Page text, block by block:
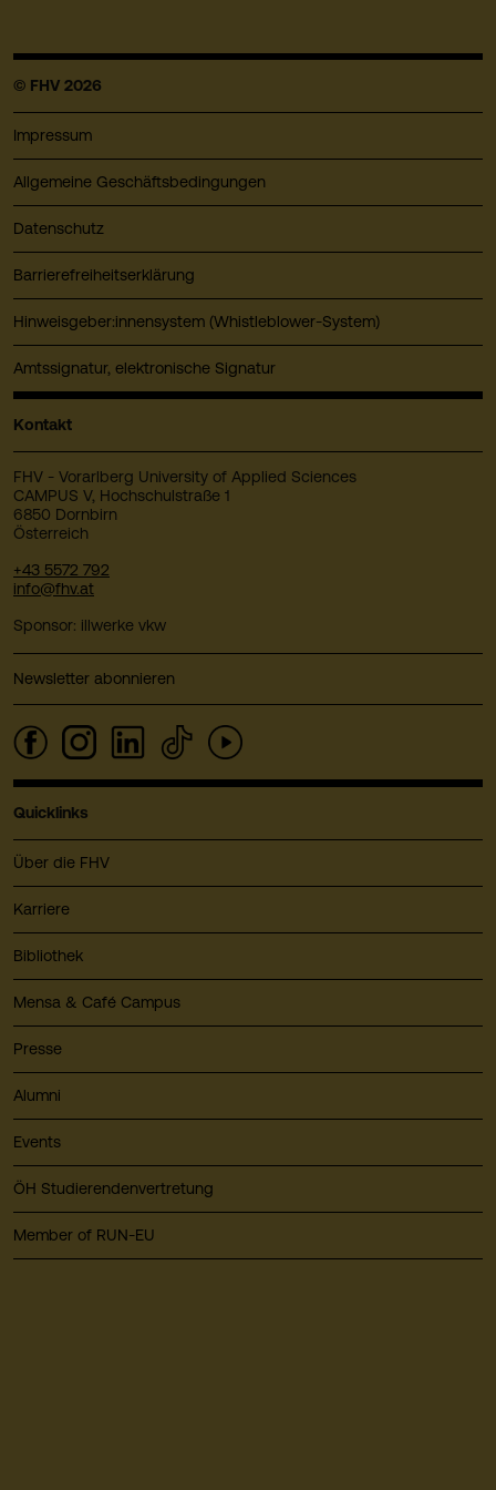
© FHV 2026
Impressum
Allgemeine Geschäftsbedingungen
Datenschutz
Barrierefreiheitserklärung
Hinweisgeber:innensystem (Whistleblower-System)
Amtssignatur, elektronische Signatur
Kontakt
FHV - Vorarlberg University of Applied Sciences
CAMPUS V, Hochschulstraße 1
6850 Dornbirn
Österreich
+43 5572 792
info@fhv.at
Sponsor: illwerke vkw
Newsletter abonnieren
Quicklinks
Über die FHV
Karriere
Bibliothek
Mensa & Café Campus
Presse
Alumni
Events
ÖH Studierendenvertretung
Member of RUN-EU